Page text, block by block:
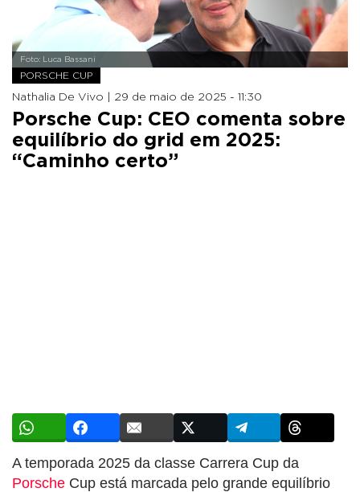
Foto: Luca Bassani
PORSCHE CUP
Nathalia De Vivo | 29 de maio de 2025 - 11:30
Porsche Cup: CEO comenta sobre
equilíbrio do grid em 2025:
“Caminho certo”
A temporada 2025 da classe Carrera Cup da
Porsche Cup está marcada pelo grande equilíbrio